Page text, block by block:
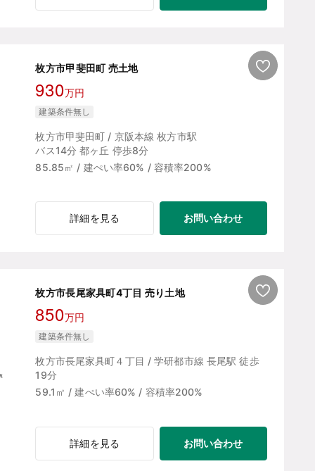
枚方市甲斐田町 売土地
930万円
建築条件無し
枚方市甲斐田町 / 京阪本線 枚方市駅
バス14分 都ヶ丘 停歩8分
85.85㎡ / 建ぺい率60% / 容積率200%
詳細を見る お問い合わせ
枚方市長尾家具町4丁目 売り土地
850万円
建築条件無し
枚方市長尾家具町４丁目 / 学研都市線 長尾駅 徒歩
19分
59.1㎡ / 建ぺい率60% / 容積率200%
詳細を見る お問い合わせ